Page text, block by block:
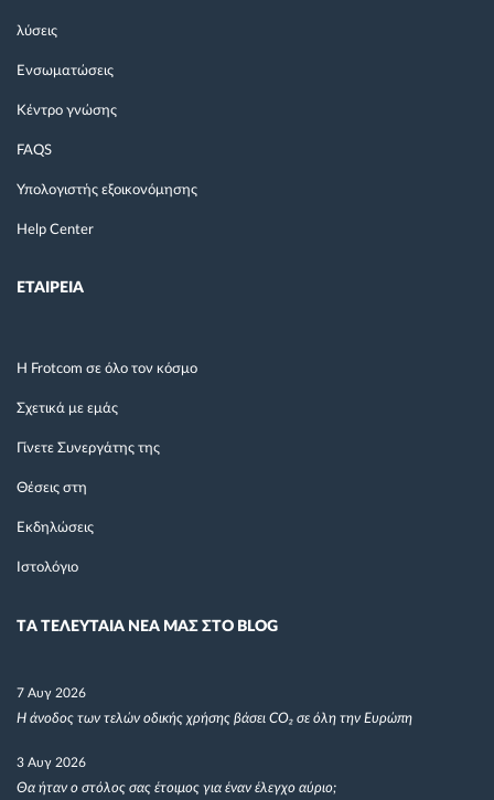
λύσεις
Ενσωματώσεις
Κέντρο γνώσης
FAQS
Υπολογιστής εξοικονόμησης
Help Center
ΕΤΑΙΡΕΙΑ
Η Frotcom σε όλο τον κόσμο
Σχετικά με εμάς
Γίνετε Συνεργάτης της
Θέσεις στη
Εκδηλώσεις
Ιστολόγιο
TΑ ΤΕΛΕΥΤΑΙΑ ΝΕΑ ΜΑΣ ΣΤΟ BLOG
7 Αυγ 2026
Η άνοδος των τελών οδικής χρήσης βάσει CO₂ σε όλη την Ευρώπη
3 Αυγ 2026
Θα ήταν ο στόλος σας έτοιμος για έναν έλεγχο αύριο;